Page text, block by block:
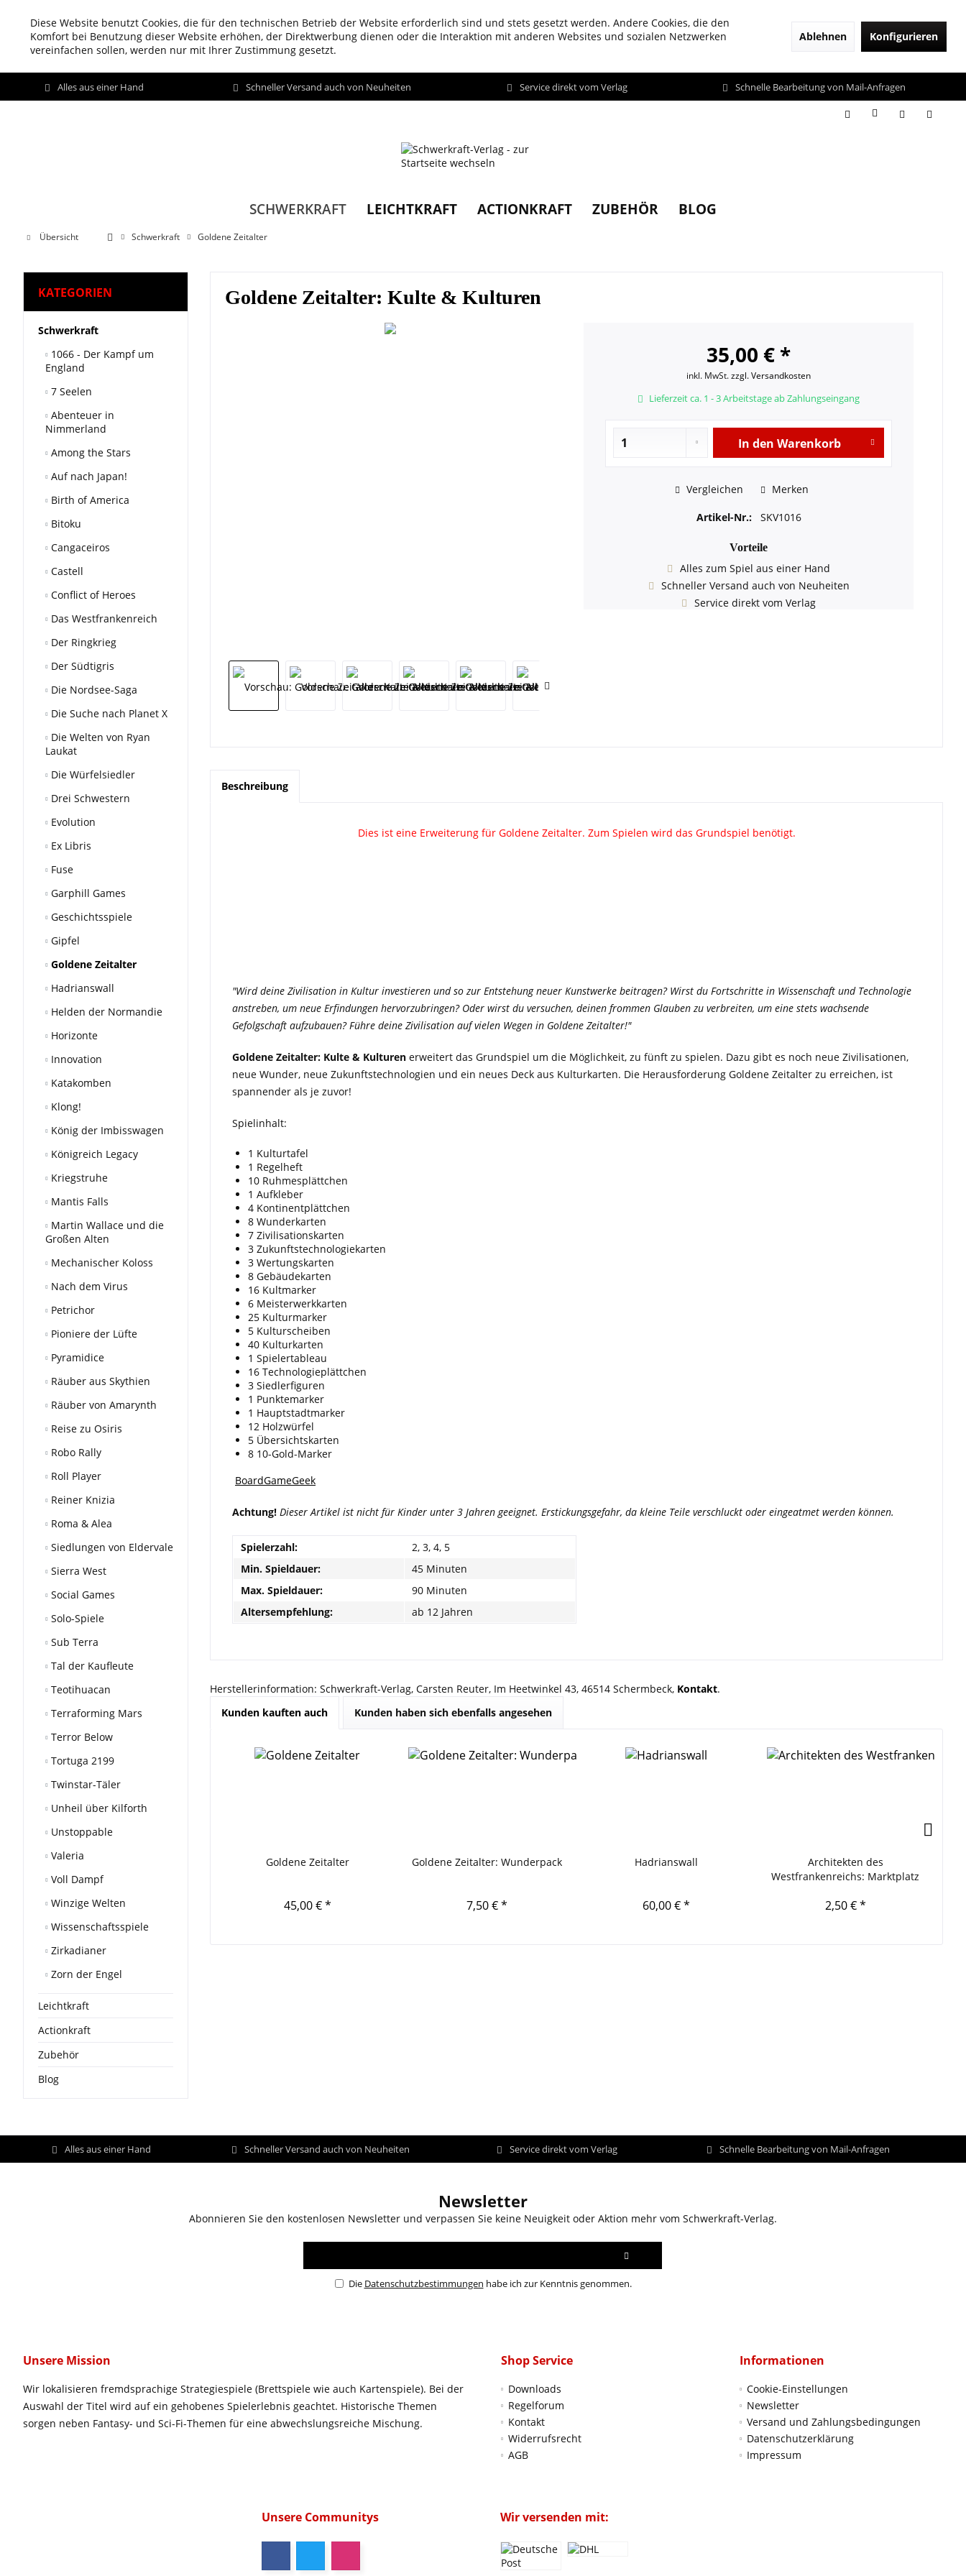
Diese Website benutzt Cookies, die für den technischen Betrieb der Website erforderlich sind und stets gesetzt werden. Andere Cookies, die den
Komfort bei Benutzung dieser Website erhöhen, der Direktwerbung dienen oder die Interaktion mit anderen Websites und sozialen Netzwerken
vereinfachen sollen, werden nur mit Ihrer Zustimmung gesetzt.
Ablehnen Konfigurieren
Alles aus einer Hand Schneller Versand auch von Neuheiten Service direkt vom Verlag Schnelle Bearbeitung von Mail-Anfragen
SCHWERKRAFT LEICHTKRAFT ACTIONKRAFT ZUBEHÖR BLOG
Übersicht Schwerkraft Goldene Zeitalter
KATEGORIEN
Schwerkraft
1066 - Der Kampf um
England
7 Seelen
Abenteuer in
Nimmerland
Among the Stars
Auf nach Japan!
Birth of America
Bitoku
Cangaceiros
Castell
Conflict of Heroes
Das Westfrankenreich
Der Ringkrieg
Der Südtigris
Die Nordsee-Saga
Die Suche nach Planet X
Die Welten von Ryan
Laukat
Die Würfelsiedler
Drei Schwestern
Evolution
Ex Libris
Fuse
Garphill Games
Geschichtsspiele
Gipfel
Goldene Zeitalter
Hadrianswall
Helden der Normandie
Horizonte
Innovation
Katakomben
Klong!
König der Imbisswagen
Königreich Legacy
Kriegstruhe
Mantis Falls
Martin Wallace und die
Großen Alten
Mechanischer Koloss
Nach dem Virus
Petrichor
Pioniere der Lüfte
Pyramidice
Räuber aus Skythien
Räuber von Amarynth
Reise zu Osiris
Robo Rally
Roll Player
Reiner Knizia
Roma & Alea
Siedlungen von Eldervale
Sierra West
Social Games
Solo-Spiele
Sub Terra
Tal der Kaufleute
Teotihuacan
Terraforming Mars
Terror Below
Tortuga 2199
Twinstar-Täler
Unheil über Kilforth
Unstoppable
Valeria
Voll Dampf
Winzige Welten
Wissenschaftsspiele
Zirkadianer
Zorn der Engel
Leichtkraft
Actionkraft
Zubehör
Blog
Goldene Zeitalter: Kulte & Kulturen
35,00 € *
inkl. MwSt.zzgl. Versandkosten
Lieferzeit ca. 1 - 3 Arbeitstage ab Zahlungseingang
In den Warenkorb
Vergleichen Merken
Artikel-Nr.: SKV1016
Vorteile
Alles zum Spiel aus einer Hand
Schneller Versand auch von Neuheiten
Service direkt vom Verlag
Beschreibung
Dies ist eine Erweiterung für Goldene Zeitalter. Zum Spielen wird das Grundspiel benötigt.
"Wird deine Zivilisation in Kultur investieren und so zur Entstehung neuer Kunstwerke beitragen? Wirst du Fortschritte in Wissenschaft und Technologie
anstreben, um neue Erfindungen hervorzubringen? Oder wirst du versuchen, deinen frommen Glauben zu verbreiten, um eine stets wachsende
Gefolgschaft aufzubauen? Führe deine Zivilisation auf vielen Wegen in Goldene Zeitalter!"
Goldene Zeitalter: Kulte & Kulturen erweitert das Grundspiel um die Möglichkeit, zu fünft zu spielen. Dazu gibt es noch neue Zivilisationen,
neue Wunder, neue Zukunftstechnologien und ein neues Deck aus Kulturkarten. Die Herausforderung Goldene Zeitalter zu erreichen, ist
spannender als je zuvor!
Spielinhalt:
1 Kulturtafel
1 Regelheft
10 Ruhmesplättchen
1 Aufkleber
4 Kontinentplättchen
8 Wunderkarten
7 Zivilisationskarten
3 Zukunftstechnologiekarten
3 Wertungskarten
8 Gebäudekarten
16 Kultmarker
6 Meisterwerkkarten
25 Kulturmarker
5 Kulturscheiben
40 Kulturkarten
1 Spielertableau
16 Technologieplättchen
3 Siedlerfiguren
1 Punktemarker
1 Hauptstadtmarker
12 Holzwürfel
5 Übersichtskarten
8 10-Gold-Marker
BoardGameGeek
Achtung! Dieser Artikel ist nicht für Kinder unter 3 Jahren geeignet. Erstickungsgefahr, da kleine Teile verschluckt oder eingeatmet werden können.
Spielerzahl:
2, 3, 4, 5
Min. Spieldauer:
45 Minuten
Max. Spieldauer:
90 Minuten
Altersempfehlung:
ab 12 Jahren
Herstellerinformation: Schwerkraft-Verlag, Carsten Reuter, Im Heetwinkel 43, 46514 Schermbeck, Kontakt.
Kunden kauften auch
Kunden haben sich ebenfalls angesehen
Goldene Zeitalter
45,00 € *
Goldene Zeitalter: Wunderpack
7,50 € *
Hadrianswall
60,00 € *
Architekten des
Westfrankenreichs: Marktplatz
2,50 € *
Alles aus einer Hand Schneller Versand auch von Neuheiten Service direkt vom Verlag Schnelle Bearbeitung von Mail-Anfragen
Newsletter
Abonnieren Sie den kostenlosen Newsletter und verpassen Sie keine Neuigkeit oder Aktion mehr vom Schwerkraft-Verlag.
Die Datenschutzbestimmungen habe ich zur Kenntnis genommen.
Unsere Mission
Wir lokalisieren fremdsprachige Strategiespiele (Brettspiele wie auch Kartenspiele). Bei der
Auswahl der Titel wird auf ein gehobenes Spielerlebnis geachtet. Historische Themen
sorgen neben Fantasy- und Sci-Fi-Themen für eine abwechslungsreiche Mischung.
Shop Service
Downloads
Regelforum
Kontakt
Widerrufsrecht
AGB
Informationen
Cookie-Einstellungen
Newsletter
Versand und Zahlungsbedingungen
Datenschutzerklärung
Impressum
Unsere Communitys Wir versenden mit: